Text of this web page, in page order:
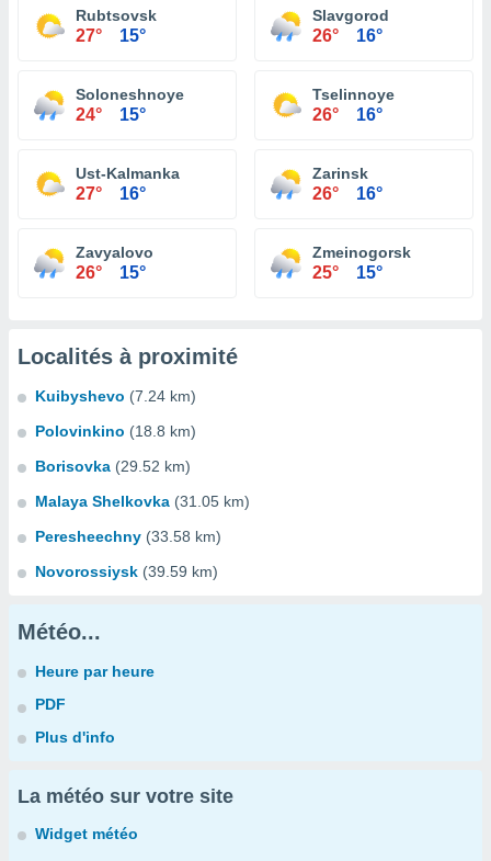
Rubtsovsk
27° 15°
Slavgorod
26° 16°
Soloneshnoye
24° 15°
Tselinnoye
26° 16°
Ust-Kalmanka
27° 16°
Zarinsk
26° 16°
Zavyalovo
26° 15°
Zmeinogorsk
25° 15°
Localités à proximité
Kuibyshevo (7.24 km)
Polovinkino (18.8 km)
Borisovka (29.52 km)
Malaya Shelkovka (31.05 km)
Peresheechny (33.58 km)
Novorossiysk (39.59 km)
Météo...
Heure par heure
PDF
Plus d'info
La météo sur votre site
Widget météo